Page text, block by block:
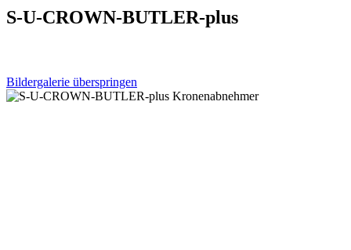
S-U-CROWN-BUTLER-plus
Bildergalerie überspringen